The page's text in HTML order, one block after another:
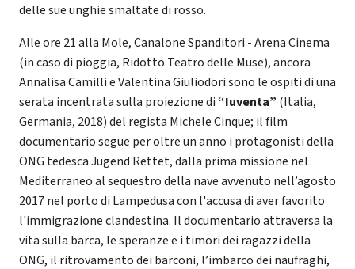
delle sue unghie smaltate di rosso.
Alle ore 21 alla Mole, Canalone Spanditori - Arena Cinema
(in caso di pioggia, Ridotto Teatro delle Muse), ancora
Annalisa Camilli e Valentina Giuliodori sono le ospiti di una
serata incentrata sulla proiezione di“Iuventa” (Italia,
Germania, 2018) del regista Michele Cinque; il film
documentario segue per oltre un anno i protagonisti della
ONG tedesca Jugend Rettet, dalla prima missione nel
Mediterraneo al sequestro della nave avvenuto nell’agosto
2017 nel porto di Lampedusa con l'accusa di aver favorito
l'immigrazione clandestina. Il documentario attraversa la
vita sulla barca, le speranze e i timori dei ragazzi della
ONG, il ritrovamento dei barconi, l’imbarco dei naufraghi,